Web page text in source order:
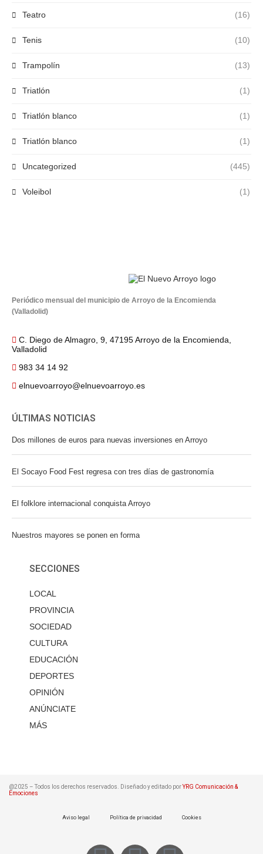
Teatro (16)
Tenis (10)
Trampolín (13)
Triatlón (1)
Triatlón blanco (1)
Triatlón blanco (1)
Uncategorized (445)
Voleibol (1)
Periódico mensual del municipio de Arroyo de la Encomienda
(Valladolid)
C. Diego de Almagro, 9, 47195 Arroyo de la Encomienda,
Valladolid
983 34 14 92
elnuevoarroyo@elnuevoarroyo.es
ÚLTIMAS NOTICIAS
Dos millones de euros para nuevas inversiones en Arroyo
El Socayo Food Fest regresa con tres días de gastronomía
El folklore internacional conquista Arroyo
Nuestros mayores se ponen en forma
SECCIONES
LOCAL
PROVINCIA
SOCIEDAD
CULTURA
EDUCACIÓN
DEPORTES
OPINIÓN
ANÚNCIATE
MÁS
@2025 – Todos los derechos reservados. Diseñado y editado porYRG Comunicación &
Emociones
Aviso legal Política de privacidad Cookies